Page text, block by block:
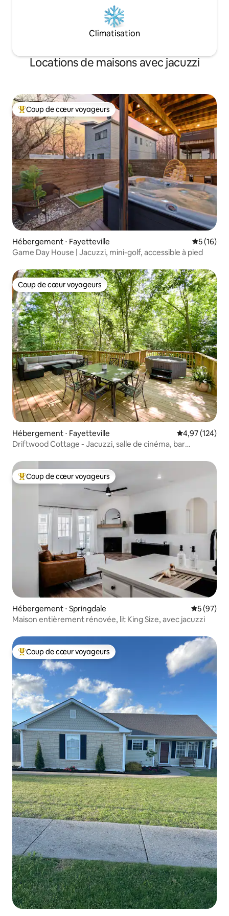
Climatisation
Locations de maisons avec jacuzzi
Coups de cœur voyageurs les plus appréciés
Coup de cœur voyageurs
Hébergement ⋅ Fayetteville
5 (16)
Game Day House | Jacuzzi, mini-golf, accessible à pied
Coup de cœur voyageurs
Coup de cœur voyageurs
Hébergement ⋅ Fayetteville Évaluation
4,97 (124)
Driftwood Cottage - Jacuzzi, salle de cinéma, bar
Coups de cœur voyageurs les plus appréciés
Coup de cœur voyageurs
Hébergement ⋅ Springdale
5 (97)
Maison entièrement rénovée, lit King Size, avec jacuzzi
Coups de cœur voyageurs les plus appréciés
Coup de cœur voyageurs